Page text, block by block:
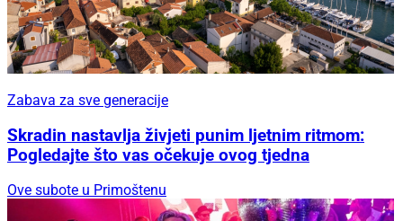
Zabava za sve generacije
Skradin nastavlja živjeti punim ljetnim ritmom:
Pogledajte što vas očekuje ovog tjedna
Ove subote u Primoštenu